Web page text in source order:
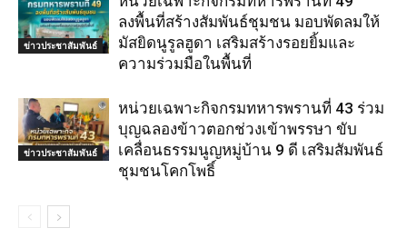
ข่าวประชาสัมพันธ์
ลงพื้นที่สร้างสัมพันธ์ชุมชน มอบพัดลมให้
มัสยิดนูรูลฮูดา เสริมสร้างรอยยิ้มและ
ความร่วมมือในพื้นที่
ข่าวประชาสัมพันธ์
หน่วยเฉพาะกิจกรมทหารพรานที่ 43 ร่วม
บุญฉลองข้าวตอกช่วงเข้าพรรษา ขับ
เคลื่อนธรรมนูญหมู่บ้าน 9 ดี เสริมสัมพันธ์
ชุมชนโคกโพธิ์